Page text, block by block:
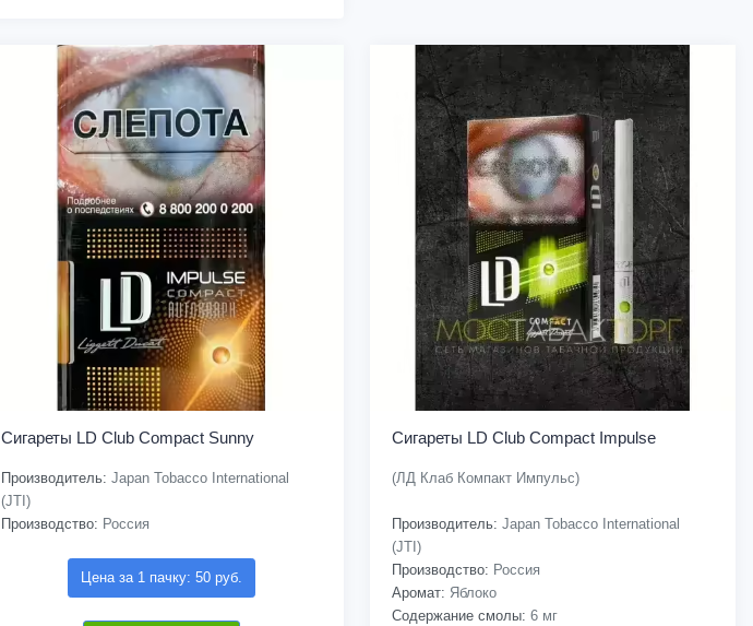
Сигареты LD Club Compact Sunny
Производитель: Japan Tobacco International
(JTI)
Производство: Россия
Цена за 1 пачку: 50 руб.
Сигареты LD Club Compact Impulse
(ЛД Клаб Компакт Импульс)
Производитель: Japan Tobacco International
(JTI)
Производство: Россия
Аромат: Яблоко
Содержание смолы: 6 мг